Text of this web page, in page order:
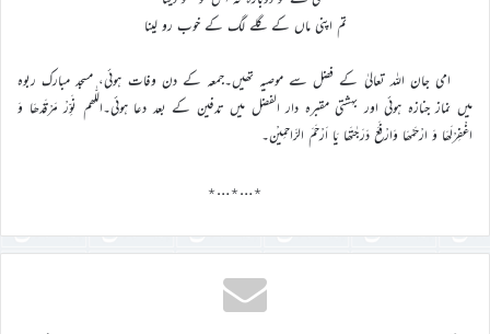
تم اپنی ماں کے گلے لگ کے خوب رو لینا
امی جان اللہ تعالیٰ کے فضل سے موصیہ تھیں۔جمعہ کے دن وفات ہوئی، مسجد مبارک ربوہ
میں نماز جنازہ ہوئی اور بہشتی مقبرہ دار الفضل میں تدفین کے بعد دعا ہوئی۔اللّٰھم نَوِّرْ مَرْقَدَھَا وَ
اغْفِرْلَھَا وَ ارْحَمْھَا وَارْفَعَ دَرَجٰتَھا یَا اَرْحَمَ الرَّاحِمِیْن۔
٭…٭…٭